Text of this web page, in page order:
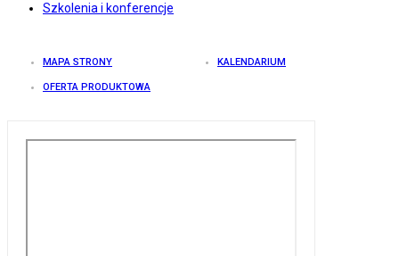
Szkolenia i konferencje
MAPA STRONY KALENDARIUM
OFERTA PRODUKTOWA